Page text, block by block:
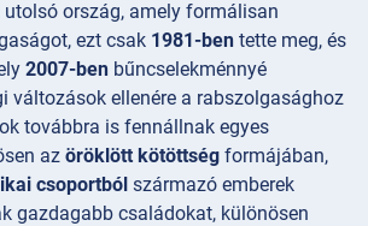
ország, amely formálisan
ezt csak 1981-ben tette meg, és
2007-ben bűncselekménnyé
változások ellenére a rabszolgasághoz
továbbra is fennállnak egyes
az öröklött kötöttség formájában,
csoportból származó emberek
gazdagabb családokat, különösen